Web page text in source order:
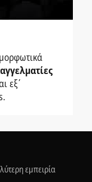
εξ΄
υγείας
εμπειρία